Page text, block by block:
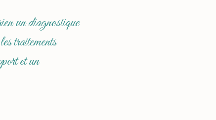
un diagnostique
traitements
et un